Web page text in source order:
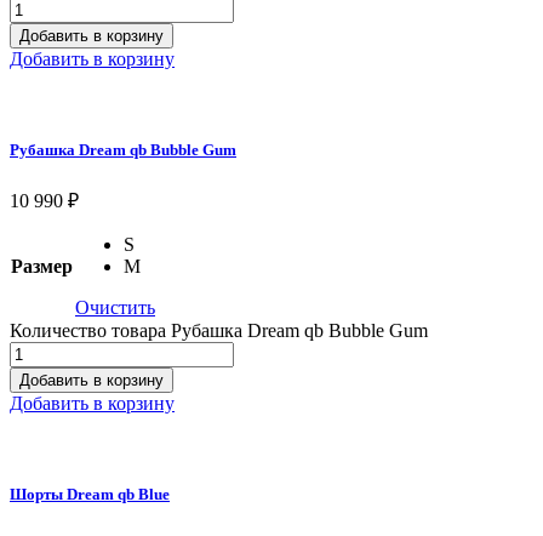
Добавить в корзину
Добавить в корзину
Рубашка Dream qb Bubble Gum
10 990 ₽
Размер
S
M
Очистить
Количество товара Рубашка Dream qb Bubble Gum
Добавить в корзину
Добавить в корзину
Шорты Dream qb Blue